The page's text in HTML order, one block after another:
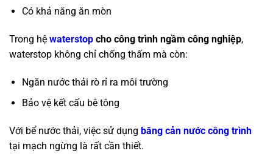
Có khả năng ăn mòn
Trong hệ waterstop cho công trình ngầm công nghiệp,
waterstop không chỉ chống thấm mà còn:
Ngăn nước thải rò rỉ ra môi trường
Bảo vệ kết cấu bê tông
Với bể nước thải, việc sử dụng băng cản nước công trình
tại mạch ngừng là rất cần thiết.